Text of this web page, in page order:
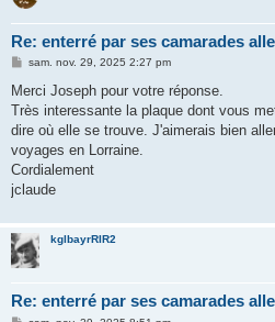
Re: enterré par ses camarades
M
s
a
g
sam. nov. 29, 2025 2:27 pm
Merci Joseph pour votre réponse.
Très interessante la plaque dont vous
dire où elle se trouve. J'aimerais bien
voyages en Lorraine.
Cordialement
jclaude
kglbayrRIR2
Re: enterré par ses camarades